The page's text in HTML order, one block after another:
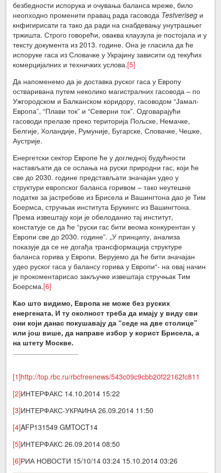
безбедности испорука и очувања баланса мреже, било
неопходно променити правац рада гасовода Testveriseg и
кнфигирисати га тако да ради на снабдевању унутрашњег
тржишта. Строго говорећи, оваква клаузула је постојала и у
тексту документа из 2013. године. Она је гласила да ће
испоруке гаса из Словачке у Украјину зависити од текућих
комерцијалних и техничких услова.[5]
Да напоменемо да је доставка руског гаса у Европу
остваривана путем неколико магистралних гасовода – по
Ужгородском и Балканском коридору, гасоводом “Јамал-
Европа”, “Плави ток” и “Северни ток”. Одговарајући
гасоводи прелазе преко територија Пољске, Немачке,
Белгије, Холандије, Румуније, Бугарске, Словачке, Чешке,
Аустрије.
Енергетски сектор Европе ће у догледној будућности
настављати да се ослања на руски природни гас, који ће
све до 2030. године представљати значајан удео у
структури европског баланса горивом – тако неутешне
податке за јастребове из Брисела и Вашингтона дао је Тим
Боермса, стручњак института Брукингс из Вашингтона.
Према извештају који је обелоданио тај институт,
констатује се да ће “руски гас бити веома конкурентан у
Европи све до 2030. године”. „У принципу, анализа
показује да се не догађа трансформација структуре
баланса горива у Европи. Верујемо да ће бити значајан
удео руског гаса у балансу горива у Европи“- на овај начин
је прокоментарисао закључке извештаја стручњак Тим
Боерсма.[6]
Као што видимо, Европа не може без руских
енергената. И ту околност треба да имају у виду сви
они који данас покушавају да “седе на две столице”
или још више, да направе избор у корист Брисела, а
на штету Москве.
[1]http://top.rbc.ru/rbcfreenews/543c09c9cbb20f22162fc811
[2]ИНТЕРФАКС 14.10.2014 15:22
[3]ИНТЕРФАКС-УКРАИНА 26.09.2014 11:50
[4]AFP131549 GMTOCT14
[5]ИНТЕРФАКС 26.09.2014 08:50
[6]РИА НОВОСТИ 15/10/14 03:24 15.10.2014 03:26